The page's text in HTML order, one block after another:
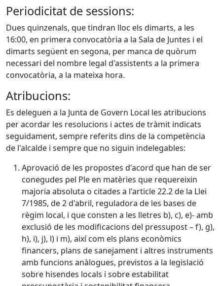
Periodicitat de sessions:
Dues quinzenals, que tindran lloc els dimarts, a les
16:00, en primera convocatòria a la Sala de Juntes i el
dimarts següent en segona, per manca de quòrum
necessari del nombre legal d'assistents a la primera
convocatòria, a la mateixa hora.
Atribucions:
Es deleguen a la Junta de Govern Local les atribucions
per acordar les resolucions i actes de tràmit indicats
seguidament, sempre referits dins de la competència
de l'alcalde i sempre que no siguin indelegables:
Aprovació de les propostes d'acord que han de ser
conegudes pel Ple en matèries que requereixin
majoria absoluta o citades a l'article 22.2 de la Llei
7/1985, de 2 d'abril, reguladora de les bases de
règim local, i que consten a les lletres b), c), e)- amb
exclusió de les modificacions del pressupost – f), g),
h), i), j), l) i m), així com els plans econòmics
financers, plans de sanejament i altres instruments
amb funcions anàlogues, previstos a la legislació
sobre hisendes locals i sobre estabilitat